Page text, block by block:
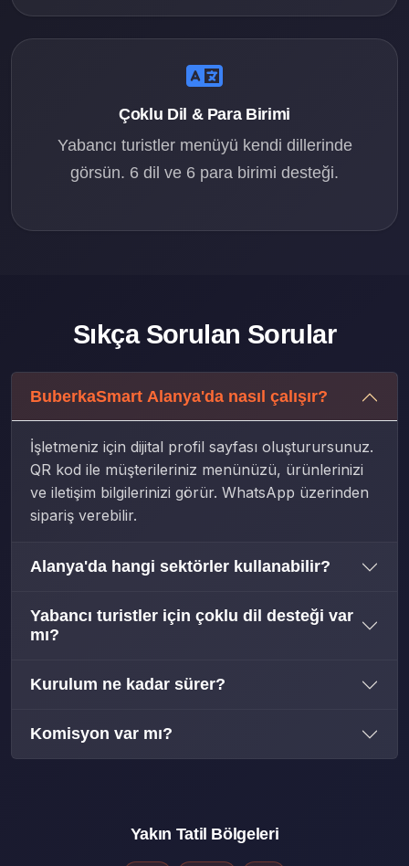
Çoklu Dil & Para Birimi
Yabancı turistler menüyü kendi dillerinde
görsün. 6 dil ve 6 para birimi desteği.
Sıkça Sorulan Sorular
BuberkaSmart Alanya'da nasıl çalışır?
İşletmeniz için dijital profil sayfası oluşturursunuz.
QR kod ile müşterileriniz menünüzü, ürünlerinizi
ve iletişim bilgilerinizi görür. WhatsApp üzerinden
sipariş verebilir.
Alanya'da hangi sektörler kullanabilir?
Yabancı turistler için çoklu dil desteği var
mı?
Kurulum ne kadar sürer?
Komisyon var mı?
Yakın Tatil Bölgeleri